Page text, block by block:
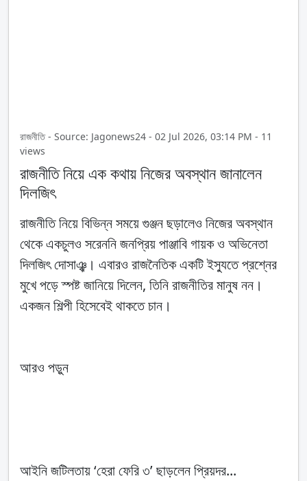
রাজনীতি - Source: Jagonews24 - 02 Jul 2026, 03:14 PM - 11
views
রাজনীতি নিয়ে এক কথায় নিজের অবস্থান জানালেন
দিলজিৎ
রাজনীতি নিয়ে বিভিন্ন সময়ে গুঞ্জন ছড়ালেও নিজের অবস্থান
থেকে একচুলও সরেননি জনপ্রিয় পাঞ্জাবি গায়ক ও অভিনেতা
দিলজিৎ দোসাঞ্ঝ। এবারও রাজনৈতিক একটি ইস্যুতে প্রশ্নের
মুখে পড়ে স্পষ্ট জানিয়ে দিলেন, তিনি রাজনীতির মানুষ নন।
একজন শিল্পী হিসেবেই থাকতে চান।
আরও পড়ুন
আইনি জটিলতায় ‘হেরা ফেরি ৩’ ছাড়লেন প্রিয়দর...